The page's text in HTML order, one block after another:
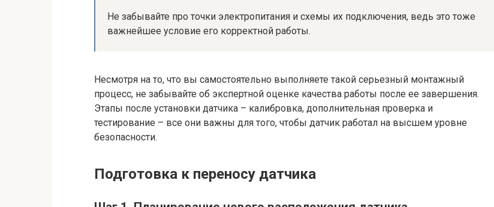
Не забывайте про точки электропитания и схемы их подключения, ведь это тоже
важнейшее условие его корректной работы.
Несмотря на то, что вы самостоятельно выполняете такой серьезный монтажный
процесс, не забывайте об экспертной оценке качества работы после ее завершения.
Этапы после установки датчика – калибровка, дополнительная проверка и
тестирование – все они важны для того, чтобы датчик работал на высшем уровне
безопасности.
Подготовка к переносу датчика